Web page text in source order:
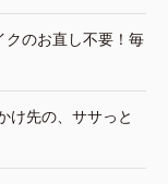
クのお直し不要！毎
け先の、ササっと